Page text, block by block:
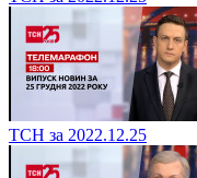
ТСН за 2022.12.25